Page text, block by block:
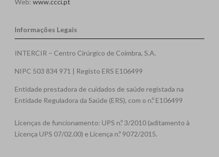
Web: www.ccci.pt
Informações Legais
INTERCIR – Centro Cirúrgico de Coimbra, S.A.
NIPC 503 834 971 | Registo ERS E106499
Entidade prestadora de cuidados de saúde registada na
Entidade Reguladora da Saúde (ERS), com o n.º E106499
Licenças de funcionamento: UPS n.º 3/2010 (aditamento à
Licença UPS 07/02.00) e Licença n.º 9072/2015.